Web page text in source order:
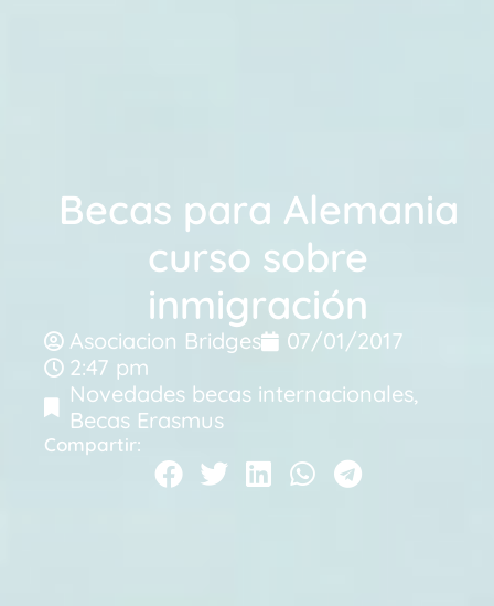
Becas para Alemania
curso sobre
inmigración
Asociacion Bridges
07/01/2017
2:47 pm
Novedades becas internacionales
Becas Erasmus
Compartir: